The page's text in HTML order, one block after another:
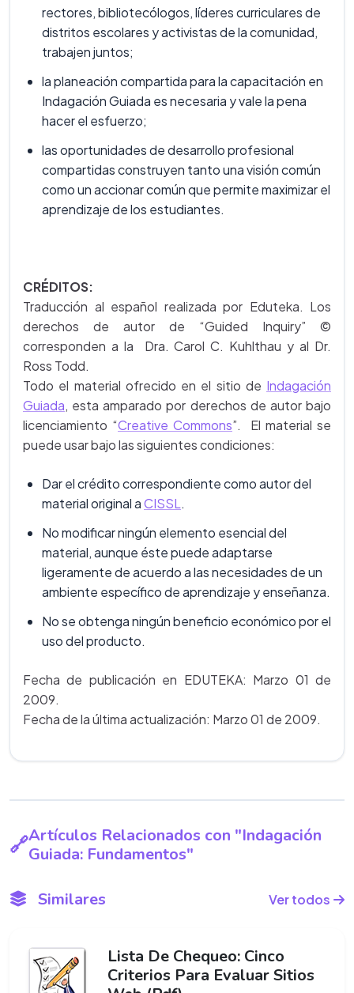
rectores, bibliotecólogos, líderes curriculares de
distritos escolares y activistas de la comunidad,
trabajen juntos;
la planeación compartida para la capacitación en
Indagación Guiada es necesaria y vale la pena
hacer el esfuerzo;
las oportunidades de desarrollo profesional
compartidas construyen tanto una visión común
como un accionar común que permite maximizar el
aprendizaje de los estudiantes.
CRÉDITOS:
Traducción al español realizada por Eduteka. Los
derechos de autor de “Guided Inquiry” ©
corresponden a la Dra. Carol C. Kuhlthau y al Dr.
Ross Todd.
Todo el material ofrecido en el sitio de Indagación
Guiada, esta amparado por derechos de autor bajo
licenciamiento “Creative Commons”. El material se
puede usar bajo las siguientes condiciones:
Dar el crédito correspondiente como autor del
material original aCISSL.
No modificar ningún elemento esencial del
material, aunque éste puede adaptarse
ligeramente de acuerdo a las necesidades de un
ambiente específico de aprendizaje y enseñanza.
No se obtenga ningún beneficio económico por el
uso del producto.
Fecha de publicación en EDUTEKA: Marzo 01 de
2009.
Fecha de la última actualización: Marzo 01 de 2009.
Artículos Relacionados con "Indagación
Guiada: Fundamentos"
Similares Ver todos
Lista De Chequeo: Cinco
Criterios Para Evaluar Sitios